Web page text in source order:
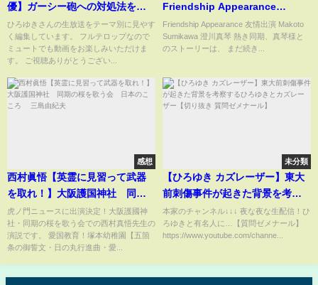
優】ガーシー砲への対処法を特
別に教えます。ガーシーに暴露
された皆さんはまず●●してくだ
さい。【ガーシー/ガーシー砲/暴
真剣佑/三木谷】
ひろゆきさんの生放送をテーマ別に見やす
く編集しています。 フルテロップなので
ミュートでも動画をお楽しみいただけま
す。 ご視聴ありがとうござい...
Friendship Appearance
Makoto Sumikawa
Friendship Appearance 友情出演 Makoto
Sumikawa 澄川真琴 熱き同期、真琴様と
のストーリーは、 まだ続き...
感想
西村眞悟【英霊に見習って武器
を取れ！】大阪護国神社 同期
の桜を歌う会 日本のこころ
三島由紀夫
虎ノ門ニュースに出演決定！大阪護國神
社・同期の桜を歌う会での西村真悟先生の
演説です。 愛国教育！塚本幼稚園【五箇
条の御誓文・日の丸行進曲・愛...
未分類
【ひろゆき カズレーザー】東大
前刺傷事件が起きた背景を考察
するひろゆきとカズレーザー
【切り抜き 質問ゼメナール】
本家のチャンネル↓↓↓ 夜な夜な生配信！ひ
ろゆきと有名人に…【質問ゼメナール】
https://www.youtube.com/channe...